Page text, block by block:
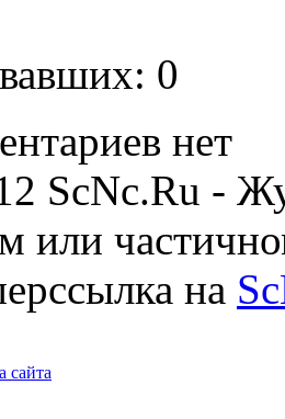
0
нет
ScNc.Ru -
или
на
сайта